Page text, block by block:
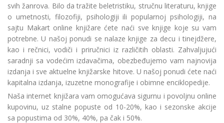
svih žanrova. Bilo da tražite beletristiku, stručnu literaturu, knjige
o umetnosti, filozofiji, psihologiji ili popularnoj psihologiji, na
sajtu Makart online knjižare ćete naći sve knjige koje su vam
potrebne. U našoj ponudi se nalaze knjige za decu i tinejdžere,
kao i rečnici, vodiči i priručnici iz različitih oblasti. Zahvaljujući
saradnji sa vodećim izdavačima, obezbeđujemo vam najnovija
izdanja i sve aktuelne knjižarske hitove. U našoj ponudi ćete naći
kapitalna izdanja, izuzetne monografije i obimne enciklopedije.
Naša internet knjižara vam omogućava sigurnu i povoljnu online
kupovinu, uz stalne popuste od 10-20%, kao i sezonske akcije
sa popustima od 30%, 40%, pa čak i 50%.